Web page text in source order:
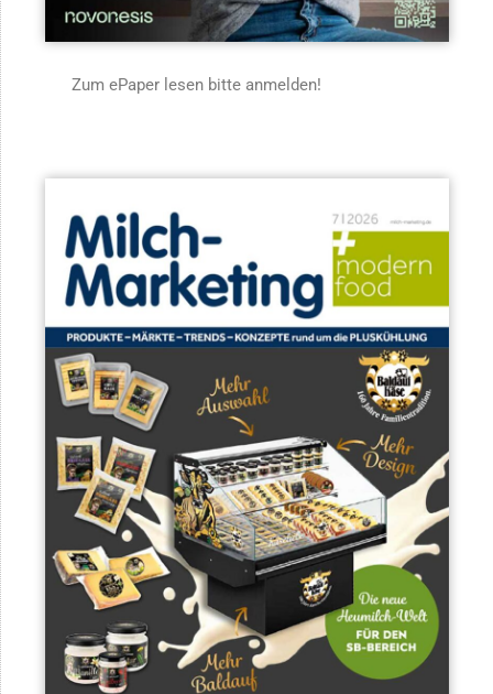
Zum ePaper lesen bitte anmelden!